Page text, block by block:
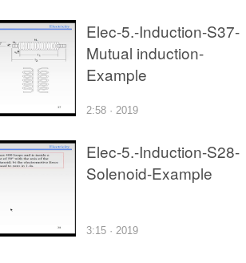
Elec-5.-Induction-S37-
Mutual induction-
Example
2:58 · 2019
Elec-5.-Induction-S28-
Solenoid-Example
3:15 · 2019